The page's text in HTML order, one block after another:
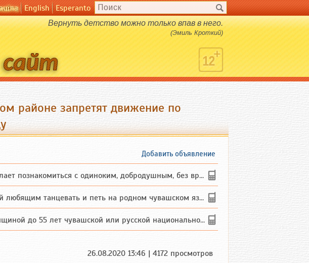
English Esperanto
Вернуть детство можно только впав в него.
(Эмиль Кроткий)
районе запретят движение по
Добавить объявление
с одиноким, добродушным, без вредных ...
танцевать и петь на родном чувашском языке
до 55 лет чувашской или русской национальности дл...
26.08.2020 13:46 | 4172 просмотров